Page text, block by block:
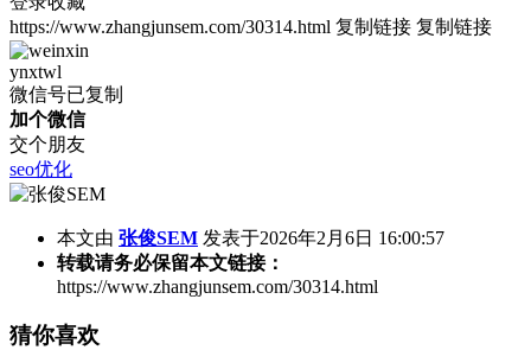
https://www.zhangjunsem.com/30314.html 复制链接 复制链接
ynxtwl
微信号已复制
加个微信
交个朋友
seo优化
本文由 张俊SEM 发表于2026年2月6日 16:00:57
转载请务必保留本文链接：
https://www.zhangjunsem.com/30314.html
猜你喜欢